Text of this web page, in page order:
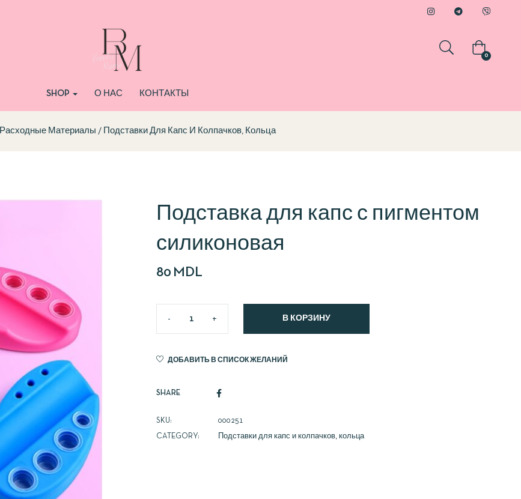
0
SHOP О НАС КОНТАКТЫ
Расходные Материалы Подставки Для Капс И Колпачков, Кольца
Подставка для капс с пигментом
силиконовая
80 MDL
В КОРЗИНУ
ДОБАВИТЬ В СПИСОК ЖЕЛАНИЙ
SHARE
SKU: 000251
CATEGORY: Подставки для капс и колпачков, кольца